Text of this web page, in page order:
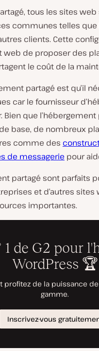
e
a
v
d
é
tous les sites
communes telles que
clients. Cette
web de proposer des
le coût de la
partagé est qu’il
car le fournisseur
que
base, de nombreux
comme des
de messagerie pour
partagé sont parfaits
et d’autres sites
importantes.